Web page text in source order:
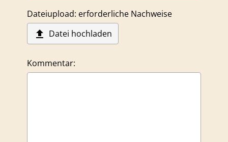
Dateiupload: erforderliche Nachweise
 Datei hochladen
Kommentar: